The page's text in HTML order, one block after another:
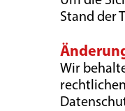
Stand der
Wir